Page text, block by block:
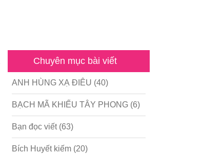
Chuyên mục bài viết
ANH HÙNG XẠ ĐIÊU (40)
BẠCH MÃ KHIẾU TÂY PHONG(6)
Bạn đọc viết(63)
Bích Huyết kiếm(20)